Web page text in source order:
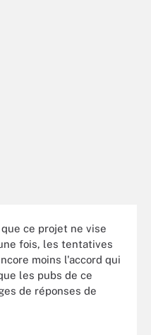
ce projet ne vise
fois, les tentatives
moins l'accord qui
les pubs de ce
de réponses de